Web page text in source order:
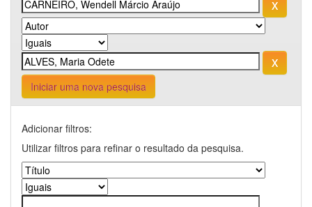
Iniciar uma nova pesquisa
Adicionar filtros:
Utilizar filtros para refinar o resultado da pesquisa.